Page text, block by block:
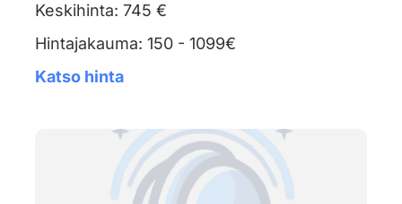
Keskihinta: 745 €
Hintajakauma: 150 - 1099€
Katso hinta